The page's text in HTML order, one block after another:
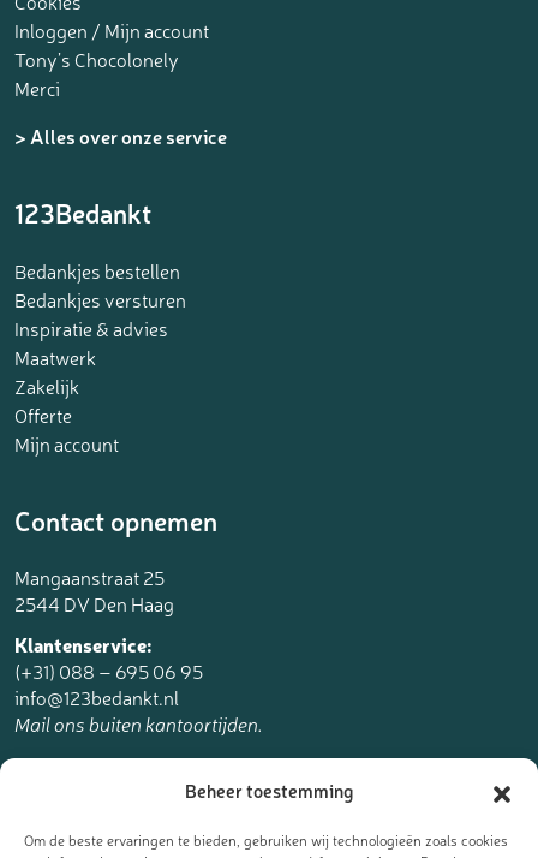
Beheer toestemming
Om de beste ervaringen te bieden, gebruiken wij technologieën zoals cookies
Inloggen / Mijn account
Tony’s Chocolonely
Merci
> Alles over onze service
123Bedankt
Bedankjes bestellen
Bedankjes versturen
Inspiratie & advies
Maatwerk
Zakelijk
Offerte
Mijn account
Contact opnemen
Mangaanstraat 25
2544 DV Den Haag
Klantenservice:
(+31) 088 – 695 06 95
info@123bedankt.nl
Mail ons buiten kantoortijden.
123bedankt.nl is een onderdeel van